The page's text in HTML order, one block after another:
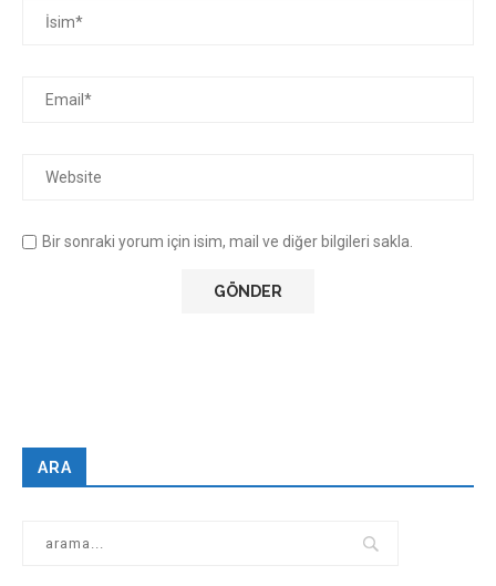
Bir sonraki yorum için isim, mail ve diğer bilgileri sakla.
ARA